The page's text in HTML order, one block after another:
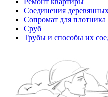
Ремонт квартиры
Соединения
Сопромат для плотника
Сруб
Трубы и способы их